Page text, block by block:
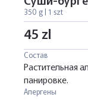
350 g | 1 szt
45 zl
Состав
Растительная
панировке.
Алергены